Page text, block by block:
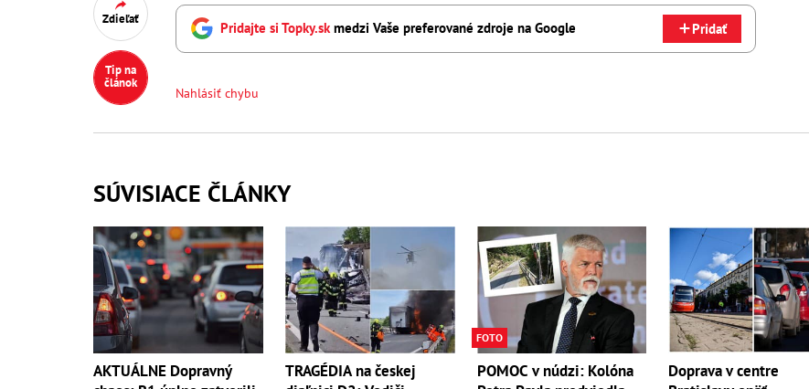
Zdieľať
Tip na
článok
Pridajte si Topky.skmedzi Vaše preferované zdroje na Google Pridať
Nahlásiť chybu
SÚVISIACE ČLÁNKY
AKTUÁLNE Dopravný
TRAGÉDIA na českej
FOTO
POMOC v núdzi: Kolóna
Doprava v centre